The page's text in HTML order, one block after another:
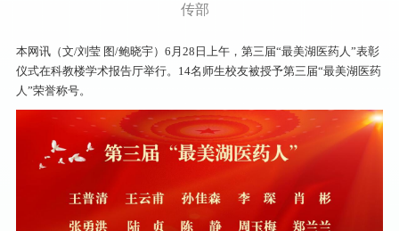
传部
本网讯（文/刘莹 图/鲍晓宇）6月28日上午，第三届“最美湖医药人”表彰
仪式在科教楼学术报告厅举行。14名师生校友被授予第三届“最美湖医药
人”荣誉称号。